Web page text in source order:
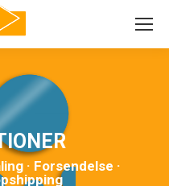
· Forsendelse ·